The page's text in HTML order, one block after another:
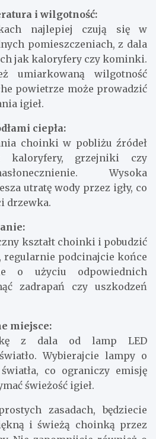
i wilgotność:
najlepiej czują się w
pomieszczeniach, z dala
jak kaloryfery czy kominki.
umiarkowaną wilgotność
powietrze może prowadzić
igieł.
ciepła:
choinki w pobliżu źródeł
kaloryfery, grzejniki czy
Wysoka
utratę wody przez igły, co
drzewka.
kształt choinki i pobudzić
regularnie podcinajcie końce
o użyciu odpowiednich
zadrapań czy uszkodzeń
miejsce:
z dala od lamp LED
Wybierajcie lampy o
co ograniczy emisję
świeżość igieł.
zasadach, będziecie
i świeżą choinką przez